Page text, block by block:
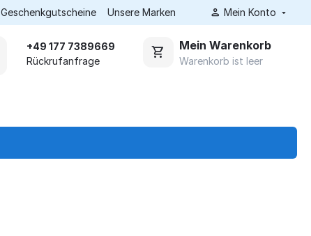
Geschenkgutscheine Unsere Marken Mein Konto
+49 177 7389669
Rückrufanfrage
Mein Warenkorb
Warenkorb ist leer